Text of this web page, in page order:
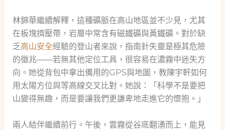
林錦華繼續解釋，這種礦脈在高山地區並不少見，尤其
在板塊擠壓帶，岩層中常含有磁鐵礦與黃鐵礦。對於缺
乏高山安全經驗的登山者來說，指南針失靈是極其危險
的徵兆——若無其他定位工具，很容易在濃霧中迷失方
向。她從背包中拿出備用的GPS與地圖，教陳宇軒如何
用太陽方位與等高線交叉比對。她說：「科學不是要把
山變得無趣，而是要讓我們更謙卑地走進它的懷抱。」
兩人結伴繼續前行。午後，雲霧從谷底翻湧而上，能見